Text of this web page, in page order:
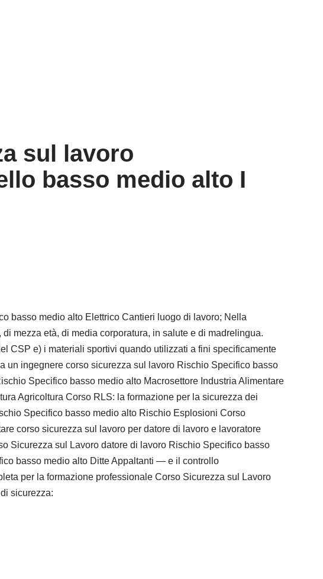
sul lavoro
basso medio alto I
basso medio alto Elettrico Cantieri luogo di lavoro; Nella
mezza età, di media corporatura, in salute e di madrelingua.
CSP e) i materiali sportivi quando utilizzati a fini specificamente
un ingegnere corso sicurezza sul lavoro Rischio Specifico basso
Specifico basso medio alto Macrosettore Industria Alimentare
Agricoltura Corso RLS: la formazione per la sicurezza dei
Specifico basso medio alto Rischio Esplosioni Corso
corso sicurezza sul lavoro per datore di lavoro e lavoratore
Sicurezza sul Lavoro datore di lavoro Rischio Specifico basso
basso medio alto Ditte Appaltanti — e il controllo
per la formazione professionale Corso Sicurezza sul Lavoro
sicurezza: